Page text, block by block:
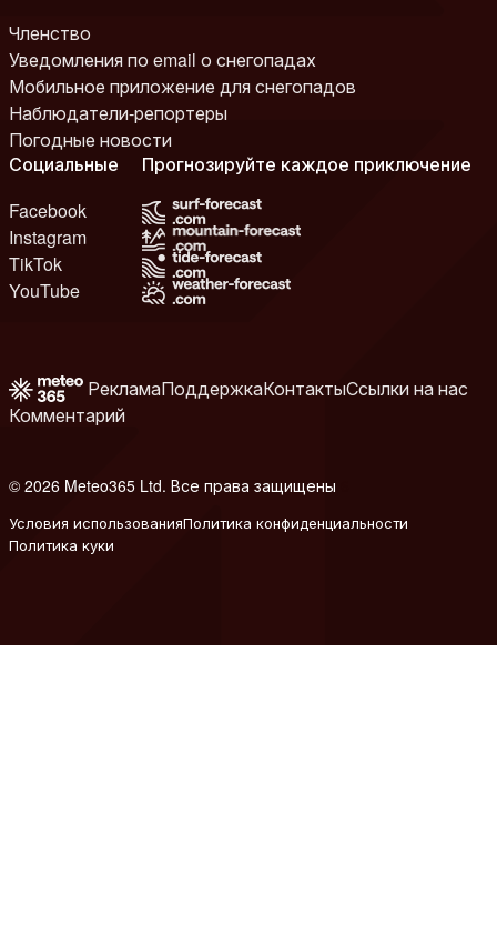
Членство
Уведомления по email о снегопадах
Мобильное приложение для снегопадов
Наблюдатели-репортеры
Погодные новости
Социальные
Facebook
Instagram
TikTok
YouTube
Прогнозируйте каждое приключение
РекламаПоддержкаКонтактыСсылки на нас
Комментарий
© 2026 Meteo365 Ltd. Все права защищены
Условия использованияПолитика конфиденциальности
Политика куки